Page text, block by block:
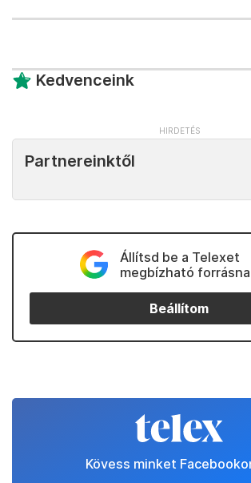
Kedvenceink
Partnereinktől
Állítsd be a Telexet
megbízható
Beállítom
Kövess minket